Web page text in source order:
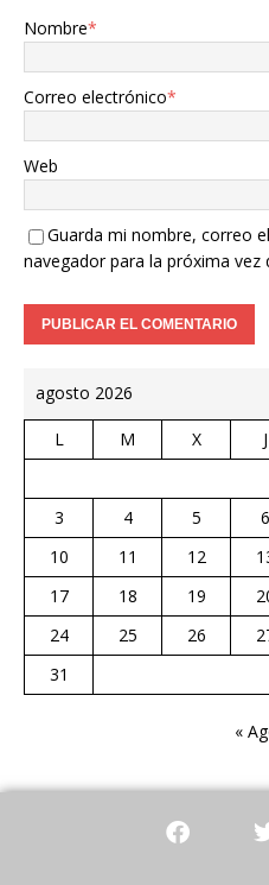
Nombre*
Correo electrónico*
Web
Guarda mi nombre, correo
navegador para la próxima vez
agosto 2026
L M X J
3
4 5 6
10
11 12
17
18 19
24
25 26
31
«